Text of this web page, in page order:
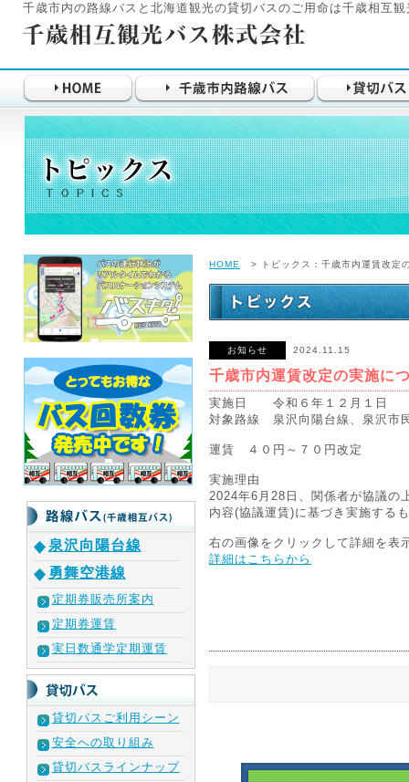
千歳市内の路線バスと北海道観光の貸切バスのご用命は千歳相互
HOME > トピックス：千歳市内運賃改定
お知らせ 2024.11.15
千歳市内運賃改定の実施に
実施日 令和６年１２月１日
対象路線 泉沢向陽台線、泉沢市
運賃 ４０円～７０円改定
実施理由
2024年6月28日、関係者が協議の
内容(協議運賃)に基づき実施する
右の画像をクリックして詳細を表
詳細はこちらから
泉沢向陽台線
勇舞空港線
定期券販売所案内
定期券運賃
実日数通学定期運賃
貸切バスご利用シーン
安全への取り組み
貸切バスラインナップ